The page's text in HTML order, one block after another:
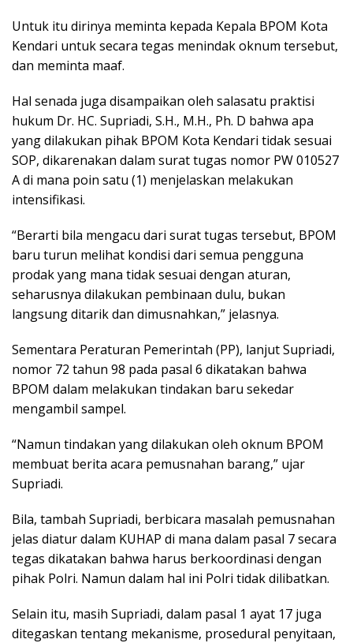
Untuk itu dirinya meminta kepada Kepala BPOM Kota
Kendari untuk secara tegas menindak oknum tersebut,
dan meminta maaf.
Hal senada juga disampaikan oleh salasatu praktisi
hukum Dr. HC. Supriadi, S.H., M.H., Ph. D bahwa apa
yang dilakukan pihak BPOM Kota Kendari tidak sesuai
SOP, dikarenakan dalam surat tugas nomor PW 010527
A di mana poin satu (1) menjelaskan melakukan
intensifikasi.
“Berarti bila mengacu dari surat tugas tersebut, BPOM
baru turun melihat kondisi dari semua pengguna
prodak yang mana tidak sesuai dengan aturan,
seharusnya dilakukan pembinaan dulu, bukan
langsung ditarik dan dimusnahkan,” jelasnya.
Sementara Peraturan Pemerintah (PP), lanjut Supriadi,
nomor 72 tahun 98 pada pasal 6 dikatakan bahwa
BPOM dalam melakukan tindakan baru sekedar
mengambil sampel.
“Namun tindakan yang dilakukan oleh oknum BPOM
membuat berita acara pemusnahan barang,” ujar
Supriadi.
Bila, tambah Supriadi, berbicara masalah pemusnahan
jelas diatur dalam KUHAP di mana dalam pasal 7 secara
tegas dikatakan bahwa harus berkoordinasi dengan
pihak Polri. Namun dalam hal ini Polri tidak dilibatkan.
Selain itu, masih Supriadi, dalam pasal 1 ayat 17 juga
ditegaskan tentang mekanisme, prosedural penyitaan,